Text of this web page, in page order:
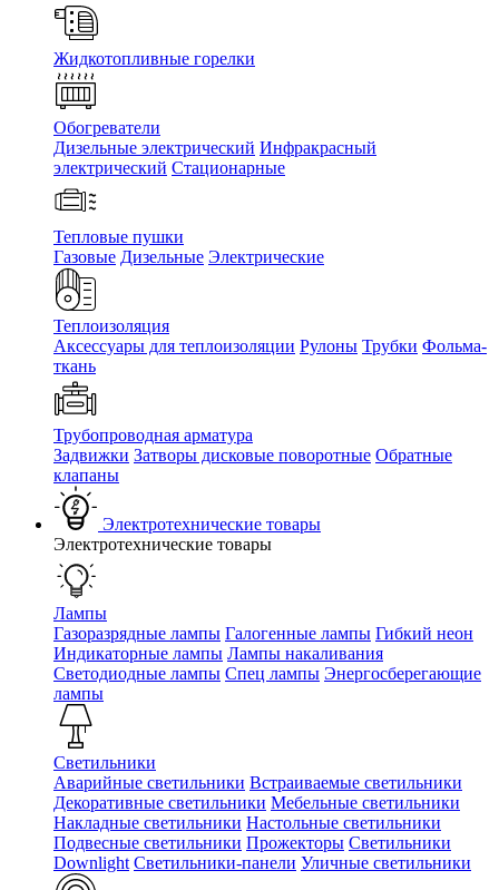
Жидкотопливные горелки
Обогреватели
Дизельные электрический Инфракрасный
электрический Стационарные
Тепловые пушки
Газовые Дизельные Электрические
Теплоизоляция
Аксессуары для теплоизоляции Рулоны Трубки Фольма-
ткань
Трубопроводная арматура
Задвижки Затворы дисковые поворотные Обратные
клапаны
Электротехнические товары
Электротехнические товары
Лампы
Газоразрядные лампы Галогенные лампы Гибкий неон
Индикаторные лампы Лампы накаливания
Светодиодные лампы Спец лампы Энергосберегающие
лампы
Светильники
Аварийные светильники Встраиваемые светильники
Декоративные светильники Мебельные светильники
Накладные светильники Настольные светильники
Подвесные светильники Прожекторы Светильники
Downlight Светильники-панели Уличные светильники